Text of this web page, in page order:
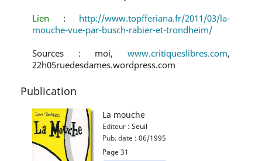
Lien : http://www.topfferiana.fr/2011/03/la-
mouche-vue-par-busch-rabier-et-trondheim/
Sources : moi, www.critiqueslibres.com,
22h05ruedesdames.wordpress.com
Publication
La mouche
Editeur : Seuil
Pub. date : 06/1995
Page 31